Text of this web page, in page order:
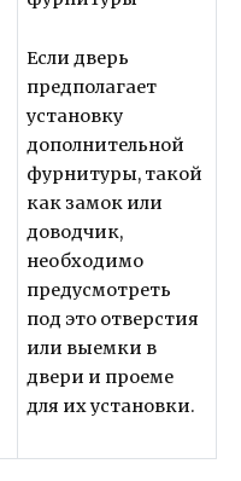
Если дверь
предполагает
установку
дополнительной
фурнитуры, такой
как замок или
доводчик,
необходимо
предусмотреть
под это отверстия
или выемки в
двери и проеме
для их установки.